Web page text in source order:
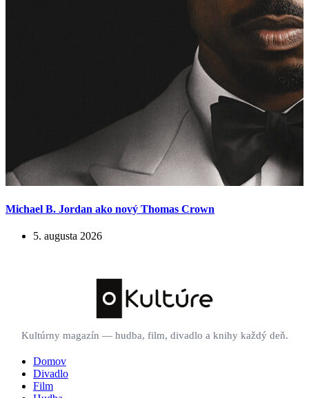
Michael B. Jordan ako nový Thomas Crown
5. augusta 2026
Kultúrny magazín — hudba, film, divadlo a knihy každý deň.
Domov
Divadlo
Film